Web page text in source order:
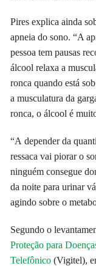
Pires explica ainda
apneia do sono. “A
pessoa tem pausas
álcool relaxa a
ronca quando está
a musculatura da
ronca, o álcool é
“A depender da
ressaca vai piorar o
ninguém consegue
da noite para urinar
agindo sobre o
Segundo o
Proteção para
Telefônico (Vigitel),